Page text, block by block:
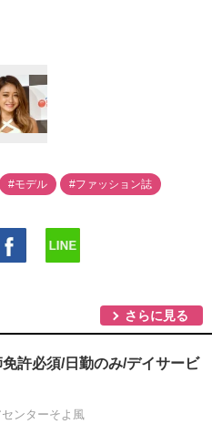
#モデル #ファッション誌
さらに見る
許必須/日勤のみ/デイサービ
ンターそよ風